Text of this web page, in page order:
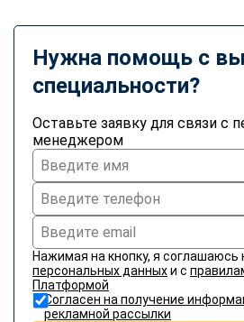
Нужна помощь с
специальности?
Оставьте заявку для связи с
менеджером
Нажимая на кнопку, я соглашаюсь
персональных данныхи с
Платформой
Согласен на получение
рекламной рассылки
Vkontakte
Max